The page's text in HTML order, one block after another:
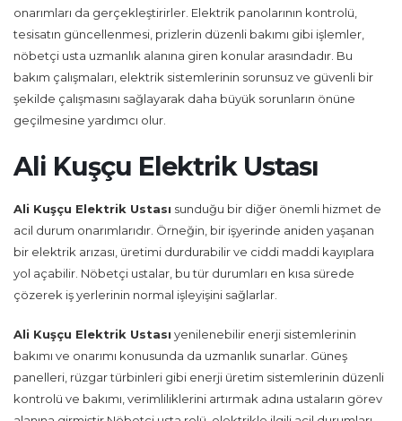
onarımları da gerçekleştirirler. Elektrik panolarının kontrolü,
tesisatın güncellenmesi, prizlerin düzenli bakımı gibi işlemler,
nöbetçi usta uzmanlık alanına giren konular arasındadır. Bu
bakım çalışmaları, elektrik sistemlerinin sorunsuz ve güvenli bir
şekilde çalışmasını sağlayarak daha büyük sorunların önüne
geçilmesine yardımcı olur.
Ali Kuşçu Elektrik Ustası
Ali Kuşçu Elektrik Ustası sunduğu bir diğer önemli hizmet de
acil durum onarımlarıdır. Örneğin, bir işyerinde aniden yaşanan
bir elektrik arızası, üretimi durdurabilir ve ciddi maddi kayıplara
yol açabilir. Nöbetçi ustalar, bu tür durumları en kısa sürede
çözerek iş yerlerinin normal işleyişini sağlarlar.
Ali Kuşçu Elektrik Ustası yenilenebilir enerji sistemlerinin
bakımı ve onarımı konusunda da uzmanlık sunarlar. Güneş
panelleri, rüzgar türbinleri gibi enerji üretim sistemlerinin düzenli
kontrolü ve bakımı, verimliliklerini artırmak adına ustaların görev